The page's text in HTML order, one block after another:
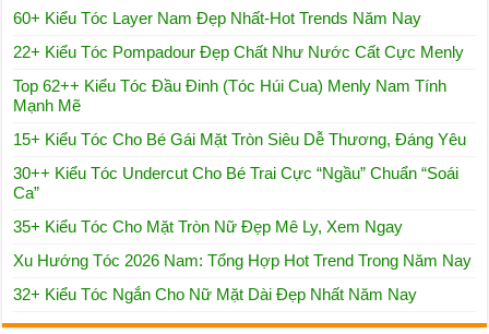
60+ Kiểu Tóc Layer Nam Đẹp Nhất-Hot Trends Năm Nay
22+ Kiểu Tóc Pompadour Đẹp Chất Như Nước Cất Cực Menly
Top 62++ Kiểu Tóc Đầu Đinh (Tóc Húi Cua) Menly Nam Tính
Mạnh Mẽ
15+ Kiểu Tóc Cho Bé Gái Mặt Tròn Siêu Dễ Thương, Đáng Yêu
30++ Kiểu Tóc Undercut Cho Bé Trai Cực “Ngầu” Chuẩn “Soái
Ca”
35+ Kiểu Tóc Cho Mặt Tròn Nữ Đẹp Mê Ly, Xem Ngay
Xu Hướng Tóc 2026 Nam: Tổng Hợp Hot Trend Trong Năm Nay
32+ Kiểu Tóc Ngắn Cho Nữ Mặt Dài Đẹp Nhất Năm Nay